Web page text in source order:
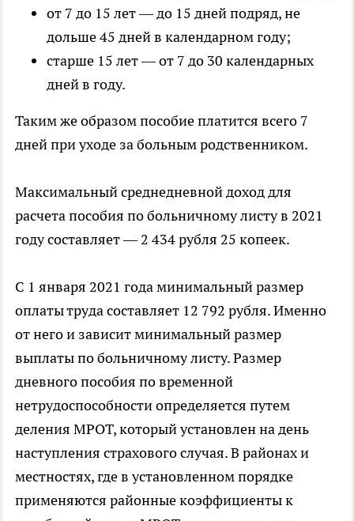
от 7 до 15 лет — до 15 дней подряд, не
дольше 45 дней в календарном году;
старше 15 лет — от 7 до 30 календарных
дней в году.
Таким же образом пособие платится всего 7
дней при уходе за больным родственником.
Максимальный среднедневной доход для
расчета пособия по больничному листу в 2021
году составляет — 2 434 рубля 25 копеек.
С 1 января 2021 года минимальный размер
оплаты труда составляет 12 792 рубля. Именно
от него и зависит минимальный размер
выплаты по больничному листу. Размер
дневного пособия по временной
нетрудоспособности определяется путем
деления МРОТ, который установлен на день
наступления страхового случая. В районах и
местностях, где в установленном порядке
применяются районные коэффициенты к